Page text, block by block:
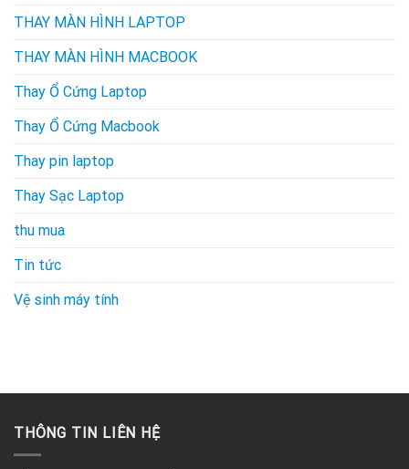
THAY MÀN HÌNH LAPTOP
THAY MÀN HÌNH MACBOOK
Thay Ổ Cứng Laptop
Thay Ổ Cứng Macbook
Thay pin laptop
Thay Sạc Laptop
thu mua
Tin tức
Vệ sinh máy tính
THÔNG TIN LIÊN HỆ